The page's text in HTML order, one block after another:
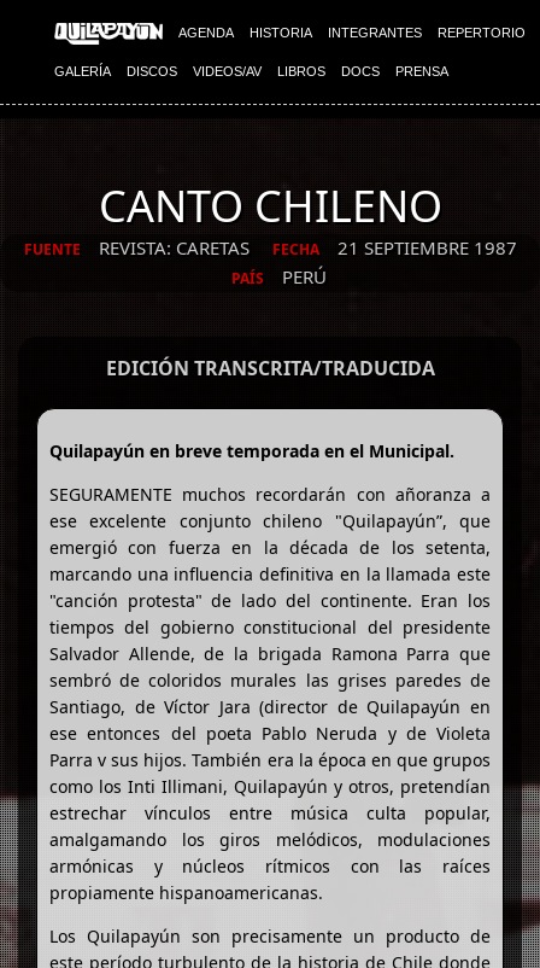
AGENDA HISTORIA INTEGRANTES REPERTORIO
GALERÍA DISCOS VIDEOS/AV LIBROS DOCS PRENSA
CANTO CHILENO
FUENTE REVISTA: CARETAS FECHA 21 SEPTIEMBRE 1987
PAÍS PERÚ
EDICIÓN TRANSCRITA/TRADUCIDA
Quilapayún en breve temporada en el Municipal.
SEGURAMENTE muchos recordarán con añoranza a
ese excelente conjunto chileno "Quilapayún”, que
emergió con fuerza en la década de los setenta,
marcando una influencia definitiva en la llamada este
"canción protesta" de lado del continente. Eran los
tiempos del gobierno constitucional del presidente
Salvador Allende, de la brigada Ramona Parra que
sembró de coloridos murales las grises paredes de
Santiago, de Víctor Jara (director de Quilapayún en
ese entonces del poeta Pablo Neruda y de Violeta
Parra v sus hijos. También era la época en que grupos
como los Inti Illimani, Quilapayún y otros, pretendían
estrechar vínculos entre música culta popular,
amalgamando los giros melódicos, modulaciones
armónicas y núcleos rítmicos con las raíces
propiamente hispanoamericanas.
Los Quilapayún son precisamente un producto de
este período turbulento de la historia de Chile donde